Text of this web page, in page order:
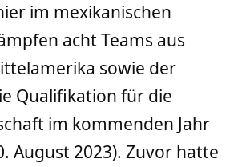
im mexikanischen
acht Teams aus
sowie der
Qualifikation für die
im kommenden Jahr
August 2023). Zuvor hatte